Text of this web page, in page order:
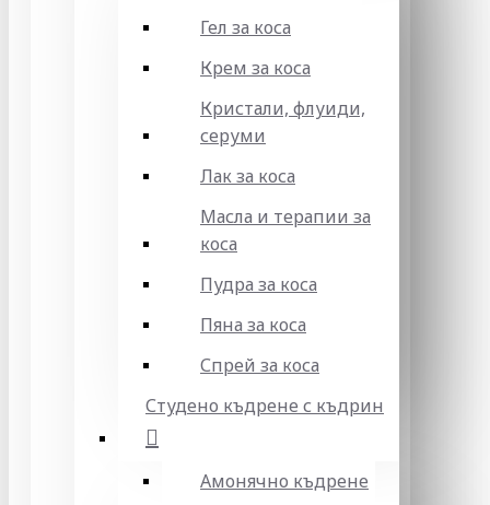
Гел за коса
Крем за коса
Кристали, флуиди,
серуми
Лак за коса
Масла и терапии за
коса
Пудра за коса
Пяна за коса
Спрей за коса
Студено къдрене с къдрин
Амонячно къдрене